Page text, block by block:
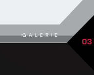
GALERIE 03